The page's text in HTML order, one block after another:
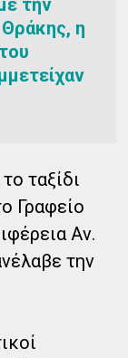
η
ταξίδι
Γραφείο
Αν.
την